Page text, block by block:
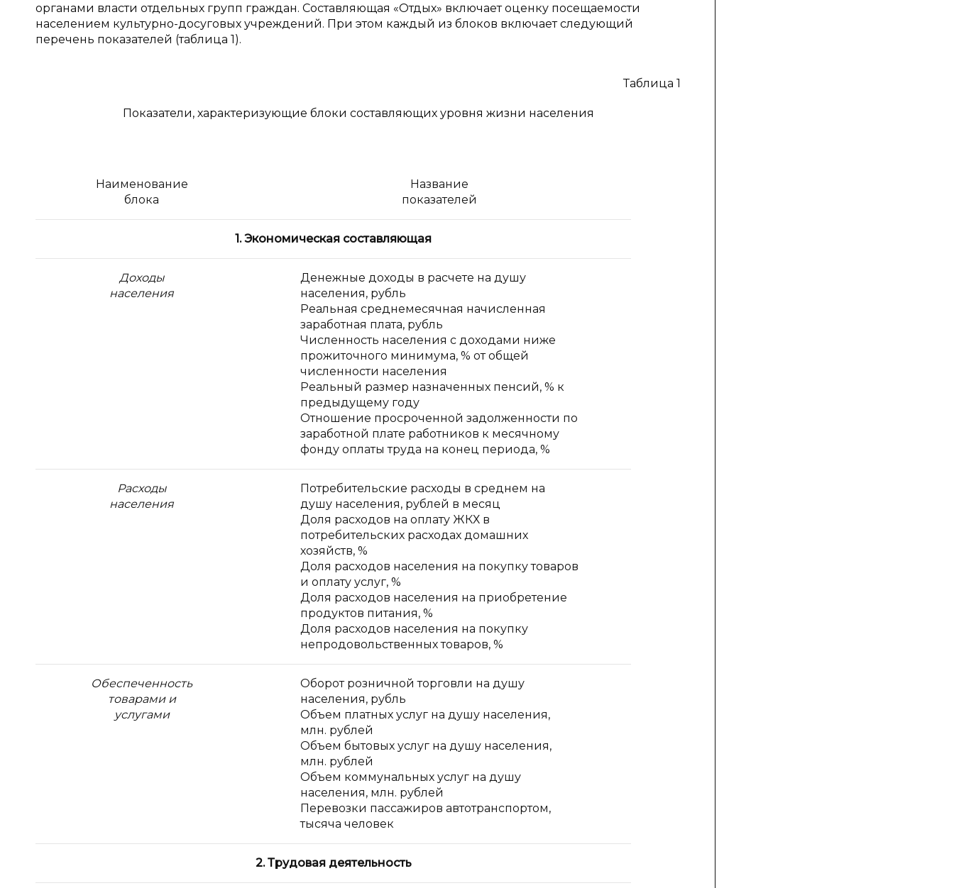
органами власти отдельных групп граждан. Составляющая «Отдых» включает оценку посещаемости
населением культурно-досуговых учреждений. При этом каждый из блоков включает следующий
перечень показателей (таблица 1).
Таблица 1
Показатели, характеризующие блоки составляющих уровня жизни населения
Наименование
блока
Название
показателей
1. Экономическая составляющая
Доходы
населения
Денежные доходы в расчете на душу
населения, рубль
Реальная среднемесячная начисленная
заработная плата, рубль
Численность населения с доходами ниже
прожиточного минимума, % от общей
численности населения
Реальный размер назначенных пенсий, % к
предыдущему году
Отношение просроченной задолженности по
заработной плате работников к месячному
фонду оплаты труда на конец периода, %
Расходы
населения
Потребительские расходы в среднем на
душу населения, рублей в месяц
Доля расходов на оплату ЖКХ в
потребительских расходах домашних
хозяйств, %
Доля расходов населения на покупку товаров
и оплату услуг, %
Доля расходов населения на приобретение
продуктов питания, %
Доля расходов населения на покупку
непродовольственных товаров, %
Обеспеченность
товарами и
услугами
Оборот розничной торговли на душу
населения, рубль
Объем платных услуг на душу населения,
млн. рублей
Объем бытовых услуг на душу населения,
млн. рублей
Объем коммунальных услуг на душу
населения, млн. рублей
Перевозки пассажиров автотранспортом,
тысяча человек
2. Трудовая деятельность